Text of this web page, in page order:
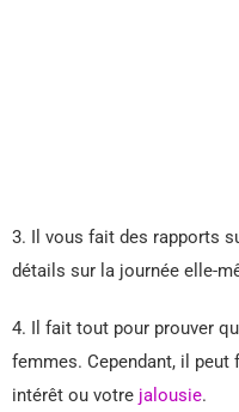
3. Il vous fait des rapports
détails sur la journée elle-
4. Il fait tout pour prouver
femmes. Cependant, il
intérêt ou votre jalousie.